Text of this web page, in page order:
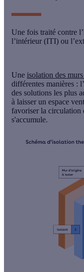
Une fois traité contre
l’intérieur (ITI) ou l’
Une isolation des
différentes manières :
des solutions les plus
à laisser un espace
favoriser la circulation
s'accumule.